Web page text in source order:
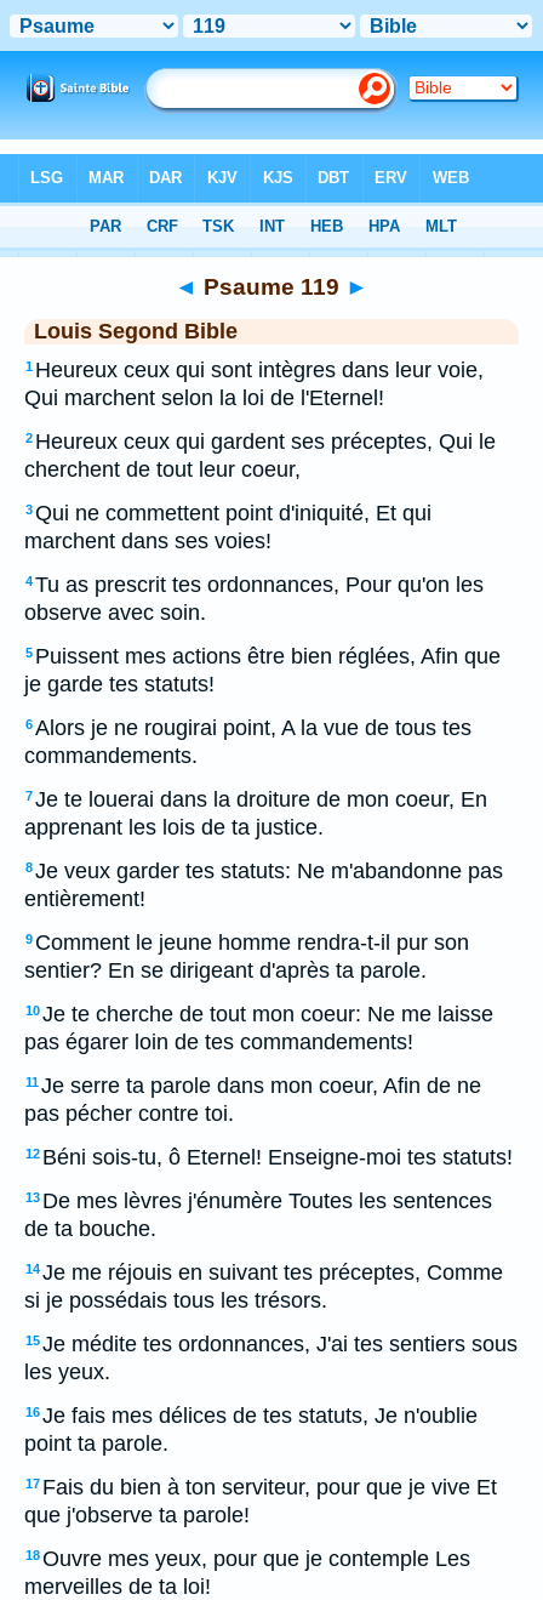
> Psaume 119
◄ Psaume 119 ►
Louis Segond Bible
1 Heureux ceux qui sont intègres dans leur voie,
Qui marchent selon la loi de l'Eternel!
2 Heureux ceux qui gardent ses préceptes, Qui le
cherchent de tout leur coeur,
3Qui ne commettent point d'iniquité, Et qui
marchent dans ses voies!
4Tu as prescrit tes ordonnances, Pour qu'on les
observe avec soin.
5 Puissent mes actions être bien réglées, Afin que
je garde tes statuts!
6Alors je ne rougirai point, A la vue de tous tes
commandements.
7Je te louerai dans la droiture de mon coeur, En
apprenant les lois de ta justice.
8Je veux garder tes statuts: Ne m'abandonne pas
entièrement!
9 Comment le jeune homme rendra-t-il pur son
sentier? En se dirigeant d'après ta parole.
10Je te cherche de tout mon coeur: Ne me laisse
pas égarer loin de tes commandements!
11Je serre ta parole dans mon coeur, Afin de ne
pas pécher contre toi.
12 Béni sois-tu, ô Eternel! Enseigne-moi tes statuts!
13 De mes lèvres j'énumère Toutes les sentences
de ta bouche.
14Je me réjouis en suivant tes préceptes, Comme
si je possédais tous les trésors.
15Je médite tes ordonnances, J'ai tes sentiers sous
les yeux.
16Je fais mes délices de tes statuts, Je n'oublie
point ta parole.
17 Fais du bien à ton serviteur, pour que je vive Et
que j'observe ta parole!
18Ouvre mes yeux, pour que je contemple Les
merveilles de ta loi!